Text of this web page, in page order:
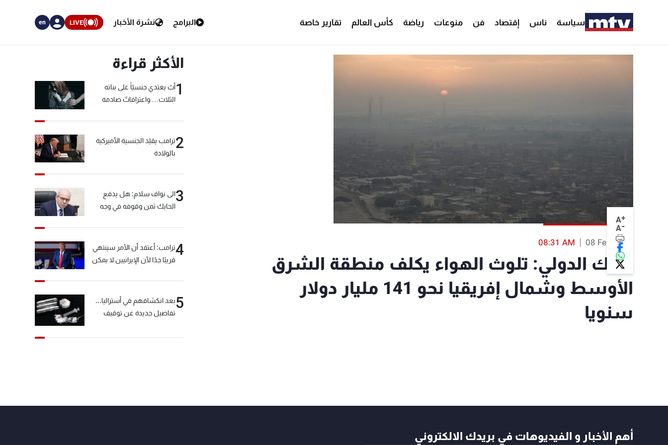
سياسة ناس إقتصاد فن منوعات رياضة كأس العالم تقارير خاصة البرامج نشرة الأخبار LIVE
en
A+
A-
08 Feb 2022
08:31 AM
البنك الدولي: تلوث الهواء يكلف منطقة الشرق
الأوسط وشمال إفريقيا نحو 141 مليار دولار
سنويا
الأكثر قراءة
1أبٌ يعتدي جنسيّاً على بناته
الثلاث… واعترافاتٌ صادمة
2ترامب يقيّد الجنسية الأميركية
بالولادة
3الى نواف سلام: هل يدفع
الحايك ثمن وقوفه في وجه
4ترامب: أعتقد أن الأمر سينتهي
قريبًا جدًا لأن الإيرانيين لا يمكن
5بعد انكشافهم في أستراليا...
تفاصيل جديدة عن توقيف
أهم الأخبار و الفيديوهات في بريدك الالكتروني